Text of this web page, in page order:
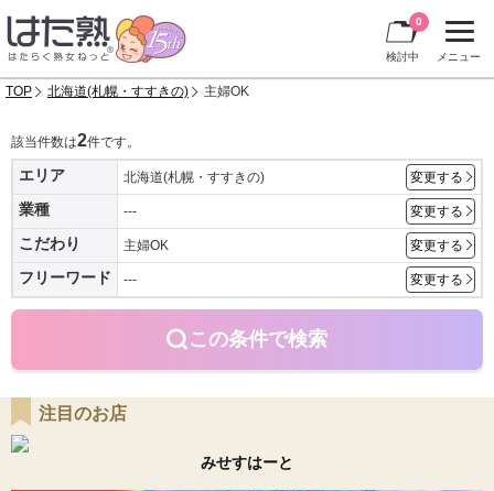
メニュー
検討中
0
TOP 北海道(札幌・すすきの) 主婦OK
該当件数は2件です。
エリア 北海道(札幌・すすきの) 変更する
業種 --- 変更する
こだわり 主婦OK 変更する
フリーワード --- 変更する
この条件で検索
注目のお店
みせすはーと